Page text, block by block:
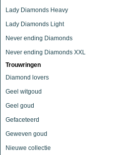
Lady Diamonds Heavy
Lady Diamonds Light
Never ending Diamonds
Never ending Diamonds XXL
Trouwringen
Diamond lovers
Geel witgoud
Geel goud
Gefaceteerd
Geweven goud
Nieuwe collectie